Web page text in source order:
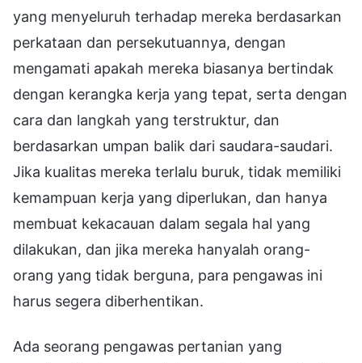
yang menyeluruh terhadap mereka berdasarkan
perkataan dan persekutuannya, dengan
mengamati apakah mereka biasanya bertindak
dengan kerangka kerja yang tepat, serta dengan
cara dan langkah yang terstruktur, dan
berdasarkan umpan balik dari saudara-saudari.
Jika kualitas mereka terlalu buruk, tidak memiliki
kemampuan kerja yang diperlukan, dan hanya
membuat kekacauan dalam segala hal yang
dilakukan, dan jika mereka hanyalah orang-
orang yang tidak berguna, para pengawas ini
harus segera diberhentikan.
Ada seorang pengawas pertanian yang